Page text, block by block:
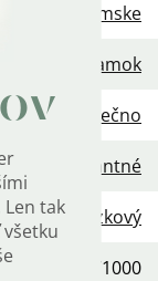
tak
Dámske
Náramok
Nekonečno
Elegantné
Retiazkový
Ag 925/1000